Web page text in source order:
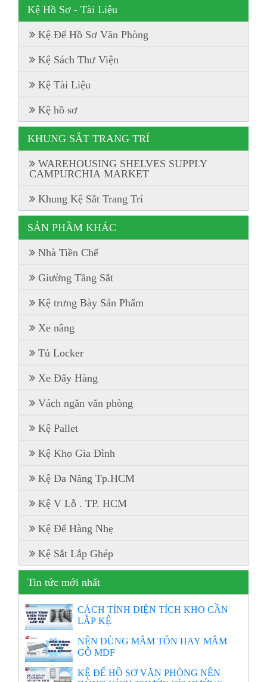
Kệ Hồ Sơ - Tài Liệu
Kệ Để Hồ Sơ Văn Phòng
Kệ Sách Thư Viện
Kệ Tài Liệu
Kệ hồ sơ
KHUNG SẮT TRANG TRÍ
WAREHOUSING SHELVES SUPPLY
CAMPURCHIA MARKET
Khung Kệ Sắt Trang Trí
SẢN PHẦM KHÁC
Nhà Tiền Chế
Giường Tầng Sắt
Kệ trưng Bày Sản Phẩm
Xe nâng
Tủ Locker
Xe Đẩy Hàng
Vách ngăn văn phòng
Kệ Pallet
Kệ Kho Gia Đình
Kệ Đa Năng Tp.HCM
Kệ V Lỗ . TP. HCM
Kệ Để Hàng Nhẹ
Kệ Sắt Lắp Ghép
Tin tức mới nhất
CÁCH TÍNH DIỆN TÍCH KHO CẦN
LẮP KỆ
NÊN DÙNG MÂM TÔN HAY MÂM
GỖ MDF
KỆ ĐỂ HỒ SƠ VĂN PHÒNG NÊN